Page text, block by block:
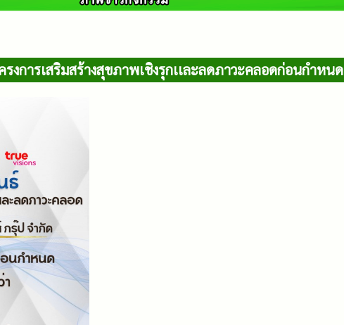
งการเสริมสร้างสุขภาพเชิงรุกเเละลดภาวะคลอดก่อนกำหนด